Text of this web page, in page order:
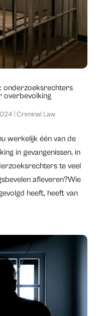
onderzoeksrechters
overbevolking
Criminal Law
werkelijk één van de
in gevangenissen, in
te veel
afleveren?Wie
heeft, heeft van